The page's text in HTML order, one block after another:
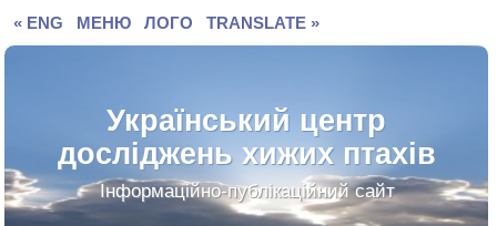
« ENG МЕНЮ ЛОГО TRANSLATE »
Український центр
досліджень хижих птахів
Інформаційно-публікаційний сайт